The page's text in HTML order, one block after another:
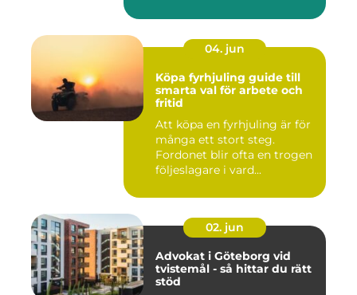
04. jun
Köpa fyrhjuling guide till
smarta val för arbete och
fritid
Att köpa en fyrhjuling är för
många ett stort steg.
Fordonet blir ofta en trogen
följeslagare i vard...
02. jun
Advokat i Göteborg vid
tvistemål - så hittar du rätt
stöd